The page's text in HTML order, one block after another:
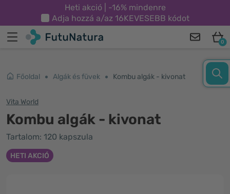
Heti akció | -16% mindenre
Adja hozzá a/az 16KEVESEBB kódot
0
Főoldal Algák és füvek Kombu algák - kivonat
Vita World
Kombu algák - kivonat
Tartalom: 120 kapszula
HETI AKCIÓ